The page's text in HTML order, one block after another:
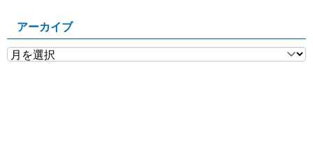
アーカイブ